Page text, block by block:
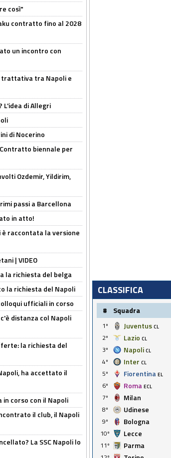
così"
contratto fino al 2028
un incontro con
trattativa tra Napoli e
L'idea di Allegri
di Nocerino
biennale per
Ozdemir, Yildirim,
passi a Barcellona
in atto!
è raccontata la versione
| VIDEO
la richiesta del belga
la richiesta del Napoli
ufficiali in corso
distanza col Napoli
la richiesta del
ha accettato il
corso con il Napoli
il club, il Napoli
La SSC Napoli lo
CLASSIFICA
# Squadra
1º Juventus CL
2º
Lazio CL
3º
Napoli CL
4º
Inter CL
5º
Fiorentina EL
6º
Roma ECL
7º
Milan
8º
Udinese
9º
Bologna
10º
Lecce
11º
Parma